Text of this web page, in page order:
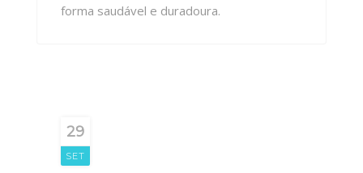
forma saudável e duradoura.
29
SET